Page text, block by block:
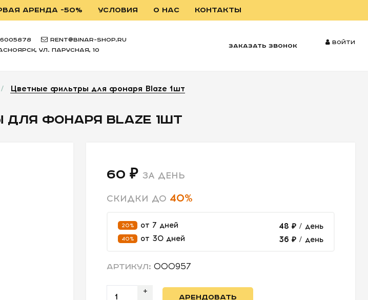
АРЕНДА -50% УСЛОВИЯ О НАС КОНТАКТЫ
rent@binar-shop.ru
ул. Парусная, 10
заказать звонок Войти
/ Цветные фильтры для фонаря Blaze 1шт
ФОНАРЯ BLAZE 1ШТ
60 ₽ ЗА ДЕНЬ
СКИДКИ ДО 40%
20% от 7 дней 48 ₽/ день
40% от 30 дней 36 ₽/ день
АРТИКУЛ: 000957
+
АРЕНДОВАТЬ